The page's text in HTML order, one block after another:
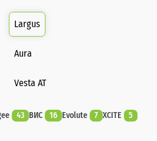
Largus
Aura
Vesta AT
43 ВИС 16 Evolute 7 XCITE 5